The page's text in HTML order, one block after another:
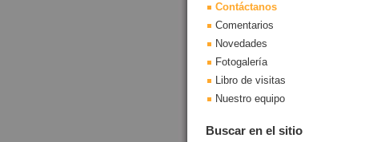
Contáctanos
Comentarios
Novedades
Fotogalería
Libro de visitas
Nuestro equipo
Buscar en el sitio